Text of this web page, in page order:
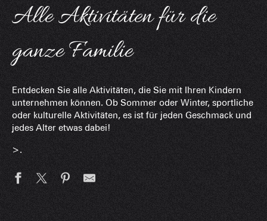
Alle Aktivitäten für die
ganze Familie
Entdecken Sie alle Aktivitäten, die Sie mit Ihren Kindern
unternehmen können. Ob Sommer oder Winter, sportliche
oder kulturelle Aktivitäten, es ist für jeden Geschmack und
jedes Alter etwas dabei!
>.